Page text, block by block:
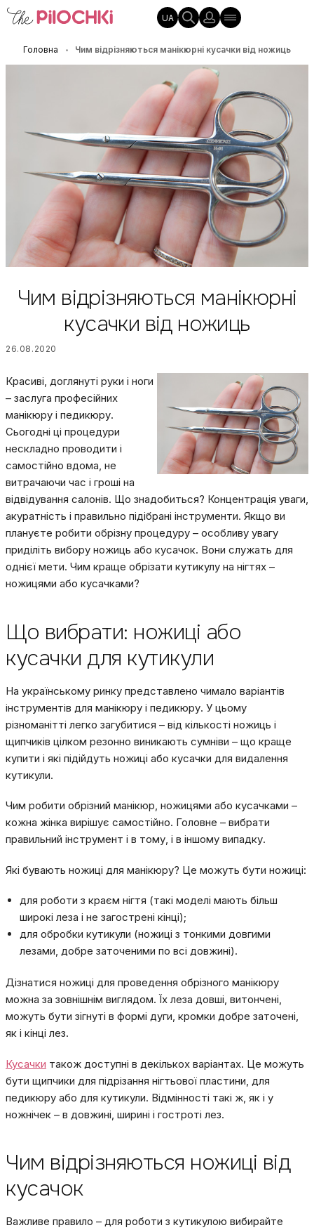
UA
Головна • Чим відрізняються манікюрні кусачки від ножиць
Чим відрізняються манікюрні
кусачки від ножиць
26.08.2020
Красиві, доглянуті руки і ноги
– заслуга професійних
манікюру і педикюру.
Сьогодні ці процедури
нескладно проводити і
самостійно вдома, не
витрачаючи час і гроші на
відвідування салонів. Що знадобиться? Концентрація уваги,
акуратність і правильно підібрані інструменти. Якщо ви
плануєте робити обрізну процедуру – особливу увагу
приділіть вибору ножиць або кусачок. Вони служать для
однієї мети. Чим краще обрізати кутикулу на нігтях –
ножицями або кусачками?
Що вибрати: ножиці або
кусачки для кутикули
На українському ринку представлено чимало варіантів
інструментів для манікюру і педикюру. У цьому
різноманітті легко загубитися – від кількості ножиць і
щипчиків цілком резонно виникають сумніви – що краще
купити і які підійдуть ножиці або кусачки для видалення
кутикули.
Чим робити обрізний манікюр, ножицями або кусачками –
кожна жінка вирішує самостійно. Головне – вибрати
правильний інструмент і в тому, і в іншому випадку.
Які бувають ножиці для манікюру? Це можуть бути ножиці:
для роботи з краєм нігтя (такі моделі мають більш
широкі леза і не загострені кінці);
для обробки кутикули (ножиці з тонкими довгими
лезами, добре заточеними по всі довжині).
Дізнатися ножиці для проведення обрізного манікюру
можна за зовнішнім виглядом. Їх леза довші, витончені,
можуть бути зігнуті в формі дуги, кромки добре заточені,
як і кінці лез.
Кусачки також доступні в декількох варіантах. Це можуть
бути щипчики для підрізання нігтьової пластини, для
педикюру або для кутикули. Відмінності такі ж, як і у
ножнічек – в довжині, ширині і гостроті лез.
Чим відрізняються ножиці від
кусачок
Важливе правило – для роботи з кутикулою вибирайте